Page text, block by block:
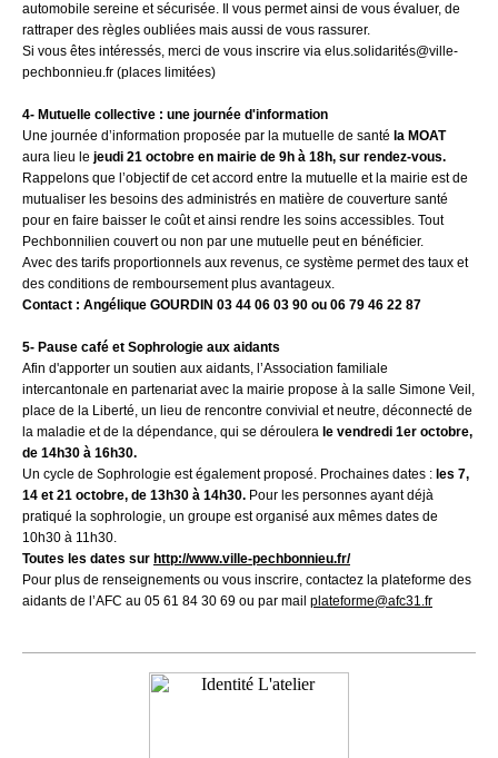
automobile sereine et sécurisée. Il vous permet ainsi de vous évaluer, de
rattraper des règles oubliées mais aussi de vous rassurer.
Si vous êtes intéressés, merci de vous inscrire via elus.solidarités@ville-
pechbonnieu.fr (places limitées)
4- Mutuelle collective : une journée d'information
Une journée d’information proposée par la mutuelle de santé la MOAT
aura lieu le jeudi 21 octobre en mairie de 9h à 18h, sur rendez-vous.
Rappelons que l’objectif de cet accord entre la mutuelle et la mairie est de
mutualiser les besoins des administrés en matière de couverture santé
pour en faire baisser le coût et ainsi rendre les soins accessibles. Tout
Pechbonnilien couvert ou non par une mutuelle peut en bénéficier.
Avec des tarifs proportionnels aux revenus, ce système permet des taux et
des conditions de remboursement plus avantageux.
Contact : Angélique GOURDIN 03 44 06 03 90 ou 06 79 46 22 87
5- Pause café et Sophrologie aux aidants
Afin d'apporter un soutien aux aidants, l’Association familiale
intercantonale en partenariat avec la mairie propose à la salle Simone Veil,
place de la Liberté, un lieu de rencontre convivial et neutre, déconnecté de
la maladie et de la dépendance, qui se déroulera le vendredi 1er octobre,
de 14h30 à 16h30.
Un cycle de Sophrologie est également proposé. Prochaines dates : les 7,
14 et 21 octobre, de 13h30 à 14h30. Pour les personnes ayant déjà
pratiqué la sophrologie, un groupe est organisé aux mêmes dates de
10h30 à 11h30.
Toutes les dates sur http://www.ville-pechbonnieu.fr/
Pour plus de renseignements ou vous inscrire, contactez la plateforme des
aidants de l’AFC au 05 61 84 30 69 ou par mail plateforme@afc31.fr